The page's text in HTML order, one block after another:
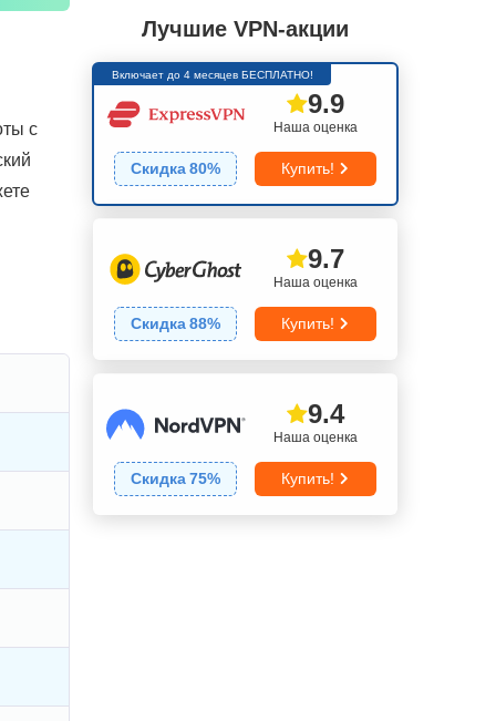
с
Лучшие VPN-акции
Включает до 4 месяцев БЕСПЛАТНО!
Наша оценка
9.9
Скидка80% Купить!
Наша оценка
9.7
Скидка88% Купить!
Наша оценка
9.4
Скидка75% Купить!